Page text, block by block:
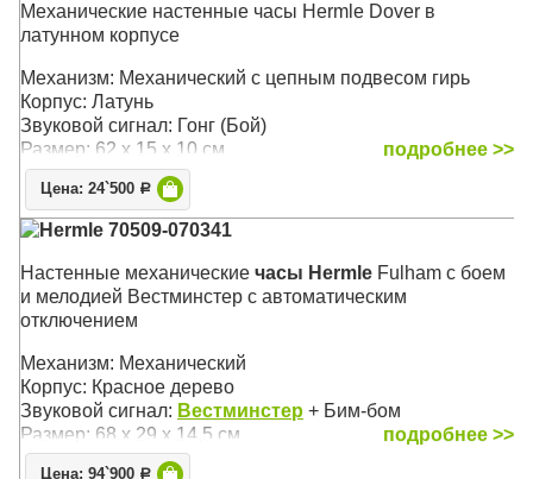
Механические настенные часы Hermle Dover в
латунном корпусе
Механизм: Механический с цепным подвесом гирь
Корпус: Латунь
Звуковой сигнал: Гонг (Бой)
Размер: 62 х 15 х 10 см
подробнее >>
Цена: 24`500 Р
Hermle 70509-070341
Настенные механические часы Hermle Fulham с боем
и мелодией Вестминстер с автоматическим
отключением
Механизм: Механический
Корпус: Красное дерево
Звуковой сигнал: Вестминстер + Бим-бом
Размер: 68 х 29 х 14,5 см
подробнее >>
Цена: 94`900 Р